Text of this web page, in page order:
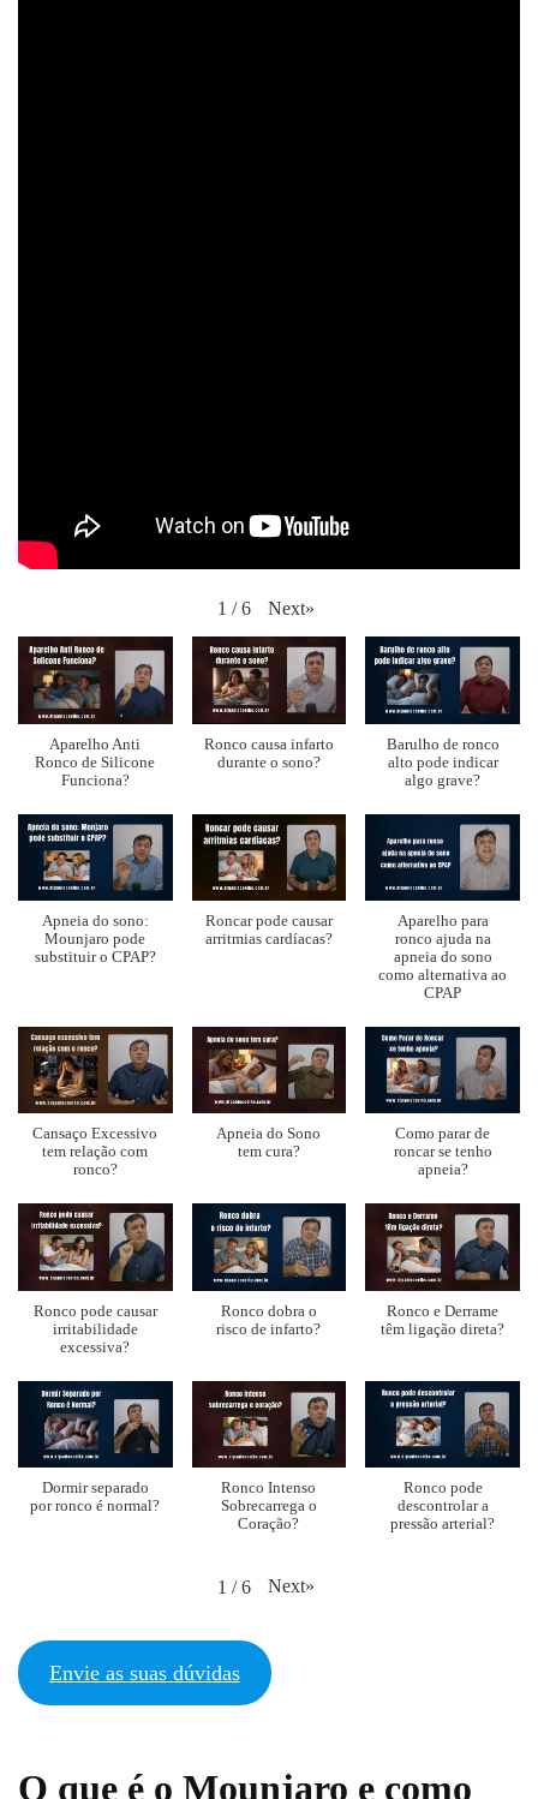
1 / 6 Next»
Aparelho Anti
Ronco de Silicone
Funciona?
Ronco causa infarto
durante o sono?
Barulho de ronco
alto pode indicar
algo grave?
Apneia do sono:
Mounjaro pode
substituir o CPAP?
Roncar pode causar
arritmias cardíacas?
Aparelho para
ronco ajuda na
apneia do sono
como alternativa ao
CPAP
Cansaço Excessivo
tem relação com
ronco?
Apneia do Sono
tem cura?
Como parar de
roncar se tenho
apneia?
Ronco pode causar
irritabilidade
excessiva?
Ronco dobra o
risco de infarto?
Ronco e Derrame
têm ligação direta?
Dormir separado
por ronco é normal?
Ronco Intenso
Sobrecarrega o
Coração?
Ronco pode
descontrolar a
pressão arterial?
1 / 6 Next»
Envie as suas dúvidas
O que é o Mounjaro e como